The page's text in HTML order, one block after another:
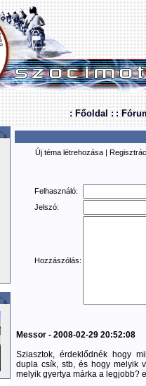
: Főoldal : :
Új téma létrehozása |
Felhasználó:
Jelszó:
Hozzászólás:
Messor - 2008-02-29 20:52:08
Sziasztok, érdeklődnék hogy
dupla csík, stb, és hogy melyik
melyik gyertya márka a legjobb?